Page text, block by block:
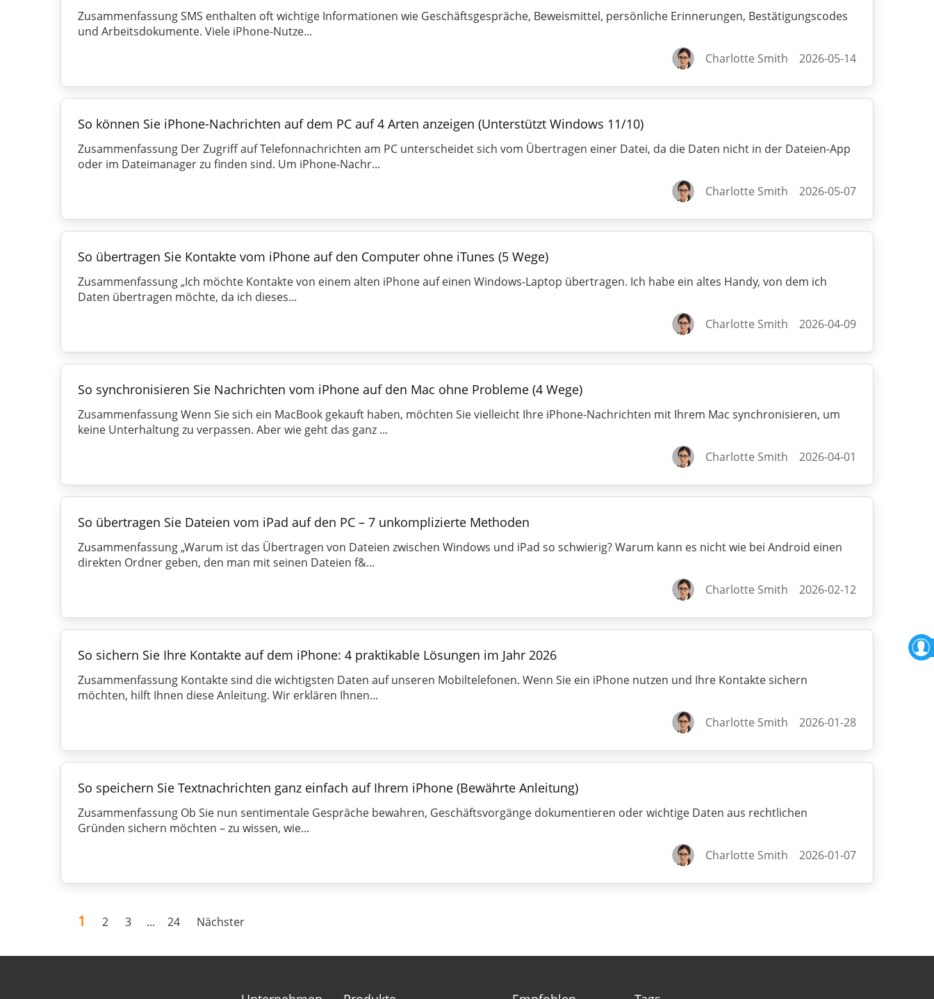
Zusammenfassung SMS enthalten oft wichtige Informationen wie Geschäftsgespräche, Beweismittel, persönliche Erinnerungen, Bestätigungscodes
und Arbeitsdokumente. Viele iPhone-Nutze...
Charlotte Smith
2026-05-14
So können Sie iPhone-Nachrichten auf dem PC auf 4 Arten anzeigen (Unterstützt Windows 11/10)
Zusammenfassung Der Zugriff auf Telefonnachrichten am PC unterscheidet sich vom Übertragen einer Datei, da die Daten nicht in der Dateien-App
oder im Dateimanager zu finden sind. Um iPhone-Nachr...
Charlotte Smith
2026-05-07
So übertragen Sie Kontakte vom iPhone auf den Computer ohne iTunes (5 Wege)
Zusammenfassung „Ich möchte Kontakte von einem alten iPhone auf einen Windows-Laptop übertragen. Ich habe ein altes Handy, von dem ich
Daten übertragen möchte, da ich dieses...
Charlotte Smith
2026-04-09
So synchronisieren Sie Nachrichten vom iPhone auf den Mac ohne Probleme (4 Wege)
Zusammenfassung Wenn Sie sich ein MacBook gekauft haben, möchten Sie vielleicht Ihre iPhone-Nachrichten mit Ihrem Mac synchronisieren, um
keine Unterhaltung zu verpassen. Aber wie geht das ganz ...
Charlotte Smith
2026-04-01
So übertragen Sie Dateien vom iPad auf den PC – 7 unkomplizierte Methoden
Zusammenfassung „Warum ist das Übertragen von Dateien zwischen Windows und iPad so schwierig? Warum kann es nicht wie bei Android einen
direkten Ordner geben, den man mit seinen Dateien f&...
Charlotte Smith
2026-02-12
So sichern Sie Ihre Kontakte auf dem iPhone: 4 praktikable Lösungen im Jahr 2026
Zusammenfassung Kontakte sind die wichtigsten Daten auf unseren Mobiltelefonen. Wenn Sie ein iPhone nutzen und Ihre Kontakte sichern
möchten, hilft Ihnen diese Anleitung. Wir erklären Ihnen...
Charlotte Smith
2026-01-28
So speichern Sie Textnachrichten ganz einfach auf Ihrem iPhone (Bewährte Anleitung)
Zusammenfassung Ob Sie nun sentimentale Gespräche bewahren, Geschäftsvorgänge dokumentieren oder wichtige Daten aus rechtlichen
Gründen sichern möchten – zu wissen, wie...
Charlotte Smith
2026-01-07
1 2 3 ... 24 Nächster